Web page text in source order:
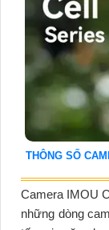
THÔNG SỐ
Camera IMOU
những dòng